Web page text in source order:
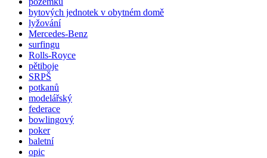
bytových jednotek v obytném domě
lyžování
Mercedes-Benz
surfingu
Rolls-Royce
pětiboje
SRPŠ
potkanů
modelářský
federace
bowlingový
poker
baletní
opic